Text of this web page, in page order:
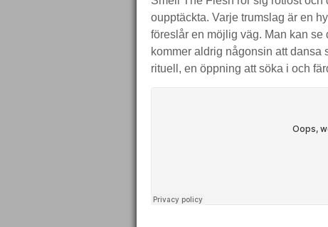
oupptäckta. Varje trumslag är en
föreslår en möjlig väg. Man kan
kommer aldrig någonsin att
rituell, en öppning att söka i och